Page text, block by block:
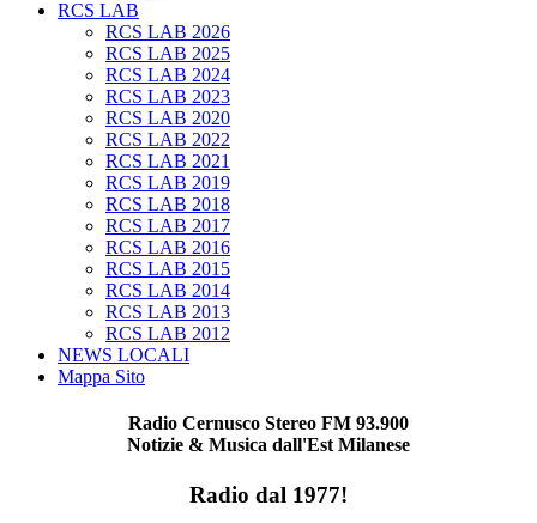
RCS LAB
RCS LAB 2026
RCS LAB 2025
RCS LAB 2024
RCS LAB 2023
RCS LAB 2020
RCS LAB 2022
RCS LAB 2021
RCS LAB 2019
RCS LAB 2018
RCS LAB 2017
RCS LAB 2016
RCS LAB 2015
RCS LAB 2014
RCS LAB 2013
RCS LAB 2012
NEWS LOCALI
Mappa Sito
Radio Cernusco Stereo FM 93.900
Notizie & Musica dall'Est Milanese
Radio dal 1977!